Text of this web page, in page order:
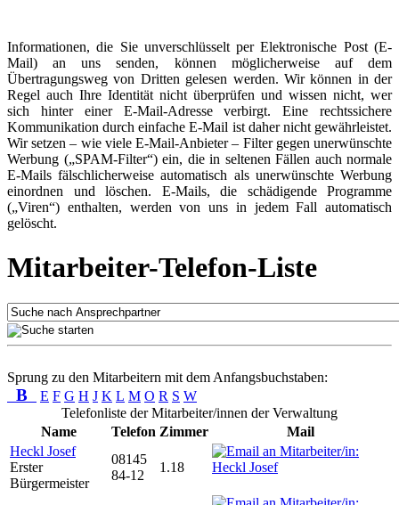
Informationen, die Sie unverschlüsselt per Elektronische Post (E-
Mail) an uns senden, können möglicherweise auf dem
Übertragungsweg von Dritten gelesen werden. Wir können in der
Regel auch Ihre Identität nicht überprüfen und wissen nicht, wer
sich hinter einer E-Mail-Adresse verbirgt. Eine rechtssichere
Kommunikation durch einfache E-Mail ist daher nicht gewährleistet.
Wir setzen – wie viele E-Mail-Anbieter – Filter gegen unerwünschte
Werbung („SPAM-Filter“) ein, die in seltenen Fällen auch normale
E-Mails fälschlicherweise automatisch als unerwünschte Werbung
einordnen und löschen. E-Mails, die schädigende Programme
(„Viren“) enthalten, werden von uns in jedem Fall automatisch
gelöscht.
Mitarbeiter-Telefon-Liste
Sprung zu den Mitarbeitern mit dem Anfangsbuchstaben:
B E F G H J K L M O R S W
Telefonliste der Mitarbeiter/innen der Verwaltung
Name
Telefon Zimmer
Mail
Heckl Josef
Erster
Bürgermeister
08145
84-12
1.18